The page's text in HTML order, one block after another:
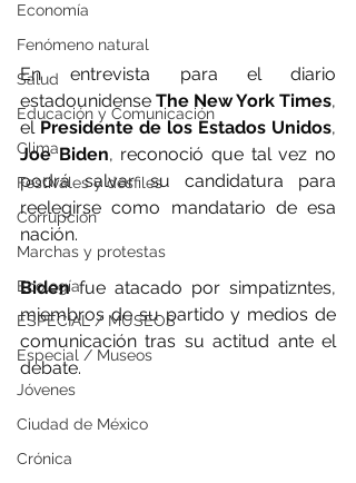
Economía
Fenómeno natural
Salud
Educación y Comunicación
Clima
Festivales y desfiles
Corrupción
Marchas y protestas
Ecología
ESPECIAL / MUSEOS
Especial / Museos
Jóvenes
Ciudad de México
Crónica
En entrevista para el diario
estadounidense The New York Times,
el Presidente de los Estados Unidos
Joe Biden, reconoció que tal vez no
podrá salvar su candidatura para
reelegirse como mandatario de esa
nación.
Biden fue atacado por simpatizntes,
miembros de su partido y medios de
comunicación tras su actitud ante el
debate.